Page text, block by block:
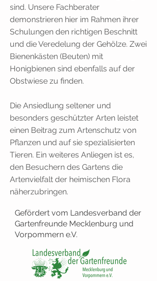
sind. Unsere Fachberater
demonstrieren hier im Rahmen ihrer
Schulungen den richtigen Beschnitt
und die Veredelung der Gehölze. Zwei
Bienenkästen (Beuten) mit
Honigbienen sind ebenfalls auf der
Obstwiese zu finden.
Die Ansiedlung seltener und
besonders geschützter Arten leistet
einen Beitrag zum Artenschutz von
Pflanzen und auf sie spezialisierten
Tieren. Ein weiteres Anliegen ist es,
den Besuchern des Gartens die
Artenvielfalt der heimischen Flora
näherzubringen.
Gefördert vom Landesverband der
Gartenfreunde Mecklenburg und
Vorpommern e.V.